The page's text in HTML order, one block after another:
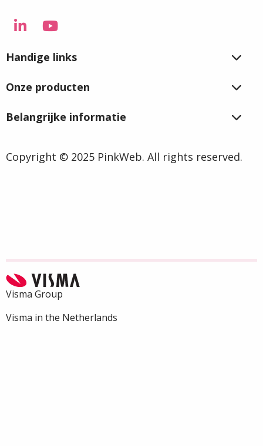
Ga
LinkedIn
Ga
YouTube
Handige links
Onze producten
Belangrijke informatie
Copyright © 2025 PinkWeb. All rights reserved.
Visma Group
Visma in the Netherlands